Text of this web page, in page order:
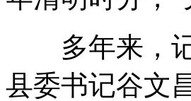
多年来，记
县委书记谷文